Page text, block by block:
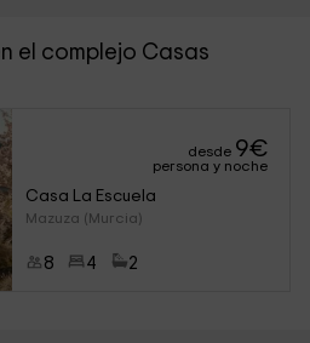
el complejo Casas
desde 9€
persona y noche
Casa La Escuela
Mazuza (Murcia)
8 4 2